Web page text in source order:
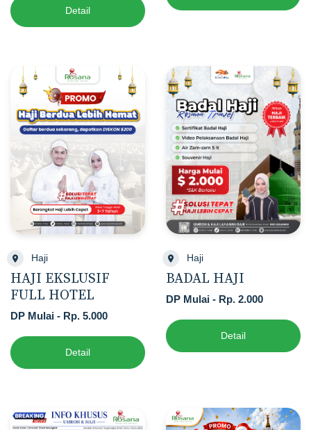
Detail
Haji
HAJI EKSLUSIF
FULL HOTEL
DP Mulai - Rp. 5.000
Detail
Haji
BADAL HAJI
DP Mulai - Rp. 2.000
Detail